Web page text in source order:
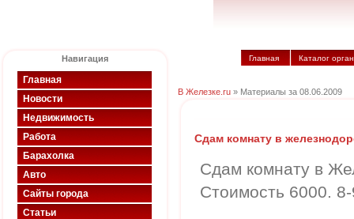
Навигация
Главная
Новости
Недвижимость
Работа
Барахолка
Авто
Сайты города
Статьи
Главная Каталог
В Железке.ru » Материалы за 08.06.2009
Сдам комнату в
Сдам комнату в
Стоимость 6000.